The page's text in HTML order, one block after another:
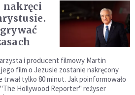
nakręci
i producent filmowy Martin
film o Jezusie zostanie nakręcony
tylko 80 minut. Jak poinformowało
Hollywood Reporter" reżyser